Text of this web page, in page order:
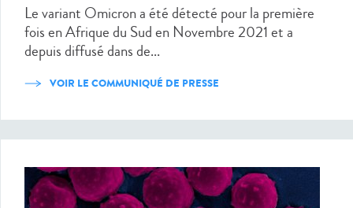
Le variant Omicron a été détecté pour la première
fois en Afrique du Sud en Novembre 2021 et a
depuis diffusé dans de...
VOIR LE COMMUNIQUÉ DE PRESSE